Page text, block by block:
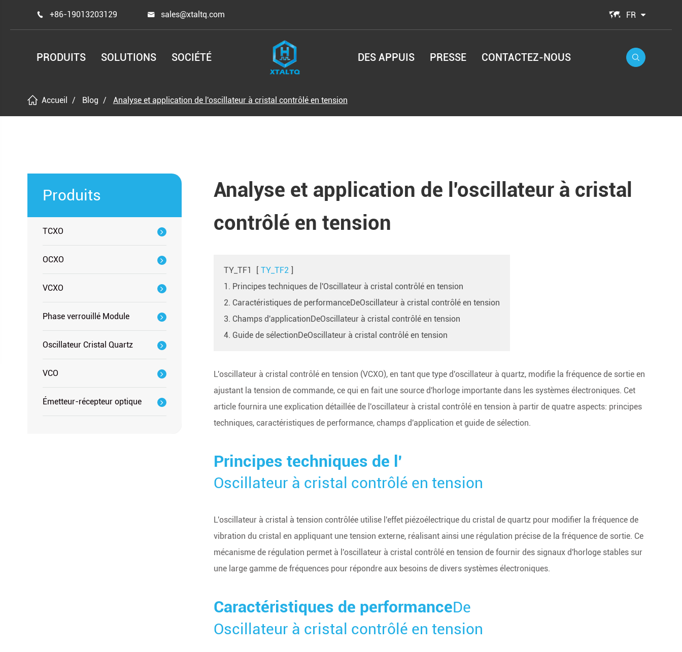
 +86-19013203129  sales@xtaltq.com  FR
PRODUITS SOLUTIONS SOCIÉTÉ DES APPUIS PRESSE CONTACTEZ-NOUS 
Accueil Blog Analyse et application de l'oscillateur à cristal contrôlé en tension
Produits
TCXO
OCXO
VCXO
Phase verrouillé Module
Oscillateur Cristal Quartz
VCO
Émetteur-récepteur optique
Analyse et application de l'oscillateur à cristal
contrôlé en tension
TY_TF1 [ TY_TF2 ]
1. Principes techniques de l'Oscillateur à cristal contrôlé en tension
2. Caractéristiques de performanceDeOscillateur à cristal contrôlé en tension
3. Champs d'applicationDeOscillateur à cristal contrôlé en tension
4. Guide de sélectionDeOscillateur à cristal contrôlé en tension
L'oscillateur à cristal contrôlé en tension (VCXO), en tant que type d'oscillateur à quartz, modifie la fréquence de sortie en
ajustant la tension de commande, ce qui en fait une source d'horloge importante dans les systèmes électroniques. Cet
article fournira une explication détaillée de l'oscillateur à cristal contrôlé en tension à partir de quatre aspects: principes
techniques, caractéristiques de performance, champs d'application et guide de sélection.
Principes techniques de l'
Oscillateur à cristal contrôlé en tension
L'oscillateur à cristal à tension contrôlée utilise l'effet piézoélectrique du cristal de quartz pour modifier la fréquence de
vibration du cristal en appliquant une tension externe, réalisant ainsi une régulation précise de la fréquence de sortie. Ce
mécanisme de régulation permet à l'oscillateur à cristal contrôlé en tension de fournir des signaux d'horloge stables sur
une large gamme de fréquences pour répondre aux besoins de divers systèmes électroniques.
Caractéristiques de performanceDe
Oscillateur à cristal contrôlé en tension